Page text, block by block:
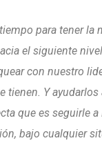
para tener la
el siguiente
con nuestro
tienen. Y
que es seguirle a
bajo cualquier